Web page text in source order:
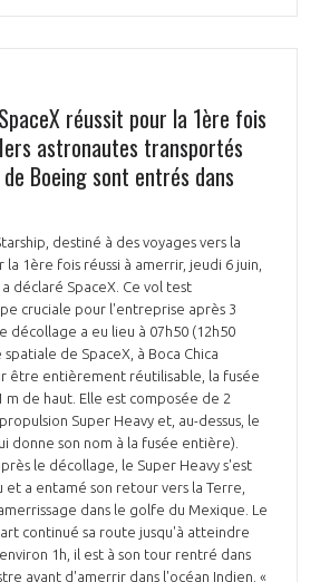
LE MÉDIATEUR DE LA FILIÈRE
réussit pour la 1ère fois
astronautes transportés
Boeing sont entrés dans
destiné à des voyages vers la
la 1ère fois réussi à amerrir, jeudi 6 juin,
déclaré SpaceX. Ce vol test
cruciale pour l'entreprise après 3
décollage a eu lieu à 07h50 (12h50
spatiale de SpaceX, à Boca Chica
être entièrement réutilisable, la fusée
m de haut. Elle est composée de 2
Super Heavy et, au-dessus, le
donne son nom à la fusée entière).
le décollage, le Super Heavy s'est
et a entamé son retour vers la Terre,
dans le golfe du Mexique. Le
continué sa route jusqu'à atteindre
1h, il est à son tour rentré dans
avant d'amerrir dans l'océan Indien. «